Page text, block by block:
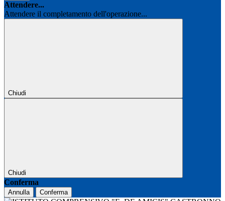
Attendere...
Attendere il completamento dell'operazione...
Chiudi
Chiudi
Conferma
Annulla Conferma